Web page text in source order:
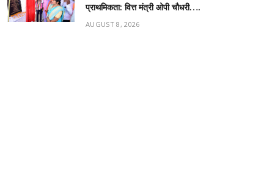
प्राथमिकता: वित्त मंत्री ओपी चौधरी….
AUGUST 8, 2026